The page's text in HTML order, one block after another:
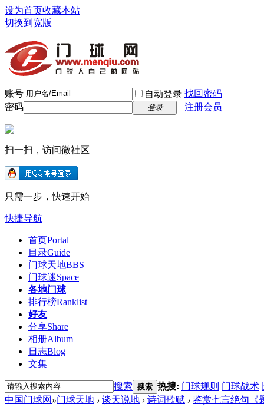
设为首页收藏本站
切换到宽版
账号 自动登录 找回密码
密码
登录 注册会员
扫一扫，访问微社区
只需一步，快速开始
快捷导航
首页Portal
目录Guide
门球天地BBS
门球迷Space
各地门球
排行榜Ranklist
好友
分享Share
相册Album
日志Blog
文集
搜索 搜索 热搜: 门球规则 门球战术
中国门球网 »门球天地 › 谈天说地 › 诗词歌赋 › 鉴赏七言绝句《